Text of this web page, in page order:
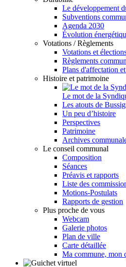
Le développement
Subventions
Agenda 2030
Évolution
Votations / Règlements
Votations et
Règlements
Plans d'affectation
Histoire et patrimoine
Le mot de la
Les atouts de
Un peu d’histoire
Perspectives
Patrimoine
Archives
Le conseil communal
Composition
Séances
Préavis et rapports
Liste des
Motions-Postulats
Rapports de gestion
Plus proche de vous
Webcam
Galerie photos
Plan de ville
Carte détaillée
Ma commune, mon